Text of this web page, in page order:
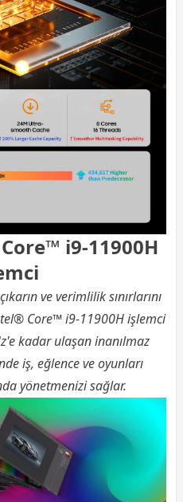
i9-11900H
ve verimlilik sınırlarını
Core™ i9-11900H işlemci
kadar ulaşan inanılmaz
iş, eğlence ve oyunları
yönetmenizi sağlar.